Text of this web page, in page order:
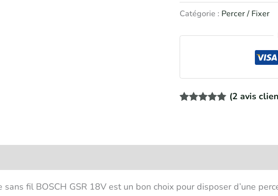
Catégorie : Percer / Fixer
client
(2 avis
fil BOSCH GSR 18V est un bon choix pour disposer d’une